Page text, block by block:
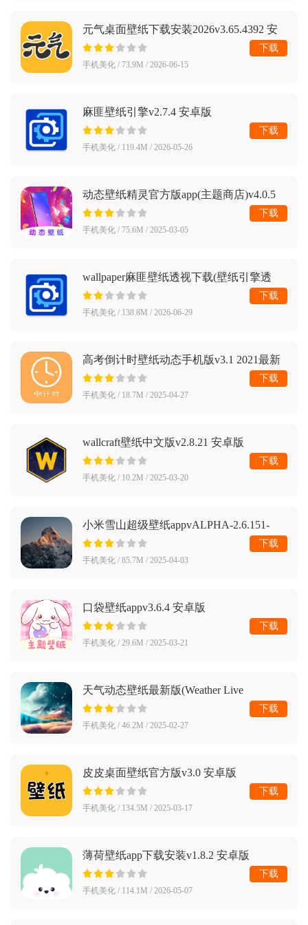
元气桌面壁纸下载安装2026v3.65.4392 安
卓版
手机美化 / 73.9M / 2026-06-15
下载
麻匪壁纸引擎v2.7.4 安卓版
手机美化 / 119.4M / 2026-05-26
下载
动态壁纸精灵官方版app(主题商店)v4.0.5
最新版
手机美化 / 75.6M / 2025-03-05
下载
wallpaper麻匪壁纸透视下载(壁纸引擎透
视)v2.8.8 安卓版
手机美化 / 138.8M / 2026-06-29
下载
高考倒计时壁纸动态手机版v3.1 2021最新
版
手机美化 / 18.7M / 2025-04-27
下载
wallcraft壁纸中文版v2.8.21 安卓版
手机美化 / 10.2M / 2025-03-20
下载
小米雪山超级壁纸appvALPHA-2.6.151-
12171721-ogl
手机美化 / 85.7M / 2025-04-03
下载
口袋壁纸appv3.6.4 安卓版
手机美化 / 29.6M / 2025-03-21
下载
天气动态壁纸最新版(Weather Live
Wallpapers)v2.11.0 国际版
手机美化 / 46.2M / 2025-02-27
下载
皮皮桌面壁纸官方版v3.0 安卓版
手机美化 / 134.5M / 2025-03-17
下载
薄荷壁纸app下载安装v1.8.2 安卓版
手机美化 / 114.1M / 2026-05-07
下载